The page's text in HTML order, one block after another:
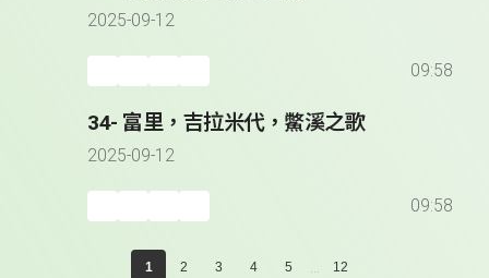
2025-09-12
09:58
34- 富里，吉拉米代，鱉溪之歌
2025-09-12
09:58
1 2 3 4 5 ... 12